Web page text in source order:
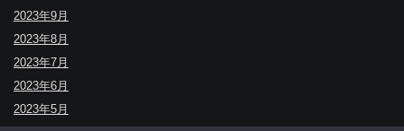
2023年9月
2023年8月
2023年7月
2023年6月
2023年5月